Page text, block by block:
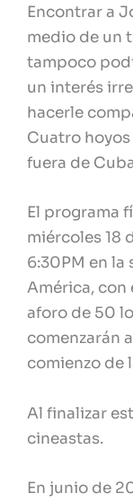
Encontrar a
medio de un
tampoco
un interés
hacerle
Cuatro
fuera de
El programa
miércoles 18
6:30PM en la
América, con
aforo de 50
comenzarán
comienzo de
Al finalizar
cineastas.
En junio de